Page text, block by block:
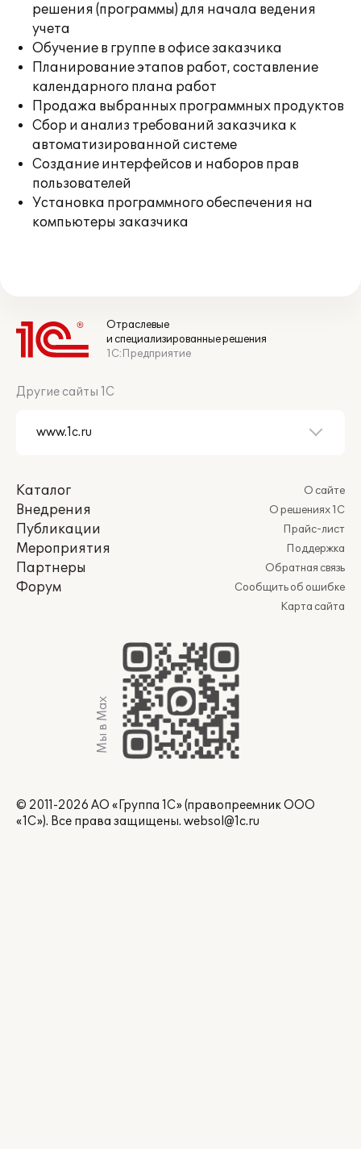
решения (программы) для начала ведения
учета
Обучение в группе в офисе заказчика
Планирование этапов работ, составление
календарного плана работ
Продажа выбранных программных продуктов
Сбор и анализ требований заказчика к
автоматизированной системе
Создание интерфейсов и наборов прав
пользователей
Установка программного обеспечения на
компьютеры заказчика
Отраслевые
и специализированные решения
1С:Предприятие
Другие сайты 1С
Каталог
Внедрения
Публикации
Мероприятия
Партнеры
Форум
О сайте
О решениях 1С
Прайс-лист
Поддержка
Обратная связь
Сообщить об ошибке
Карта сайта
Мы в Max
© 2011-2026 АО «Группа 1С» (правопреемник ООО
«1С»). Все права защищены. websol@1c.ru